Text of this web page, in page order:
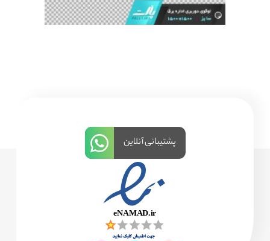
پشتیبانی آنلاین